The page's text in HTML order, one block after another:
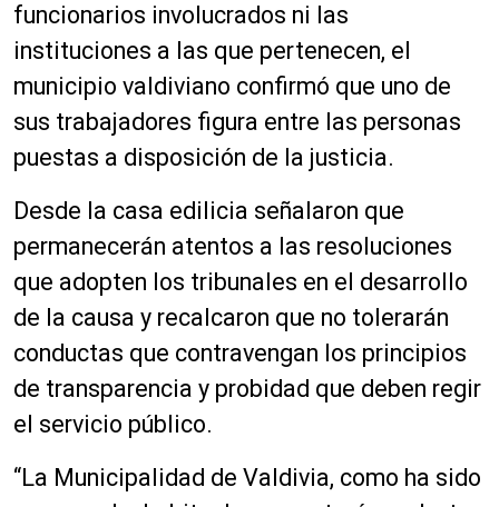
funcionarios involucrados ni las
instituciones a las que pertenecen, el
municipio valdiviano confirmó que uno de
sus trabajadores figura entre las personas
puestas a disposición de la justicia.
Desde la casa edilicia señalaron que
permanecerán atentos a las resoluciones
que adopten los tribunales en el desarrollo
de la causa y recalcaron que no tolerarán
conductas que contravengan los principios
de transparencia y probidad que deben regir
el servicio público.
“La Municipalidad de Valdivia, como ha sido